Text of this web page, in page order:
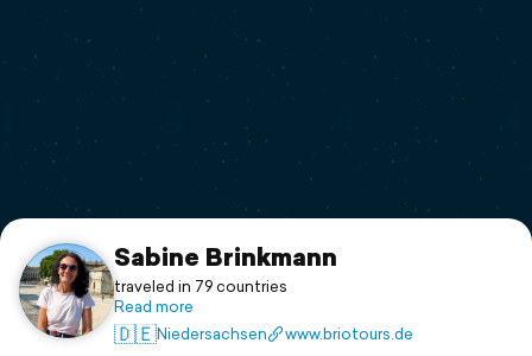
Print a book
Flyover video
Support
Sabine Brinkmann
traveled in 79 countries
Read more
🇩🇪Niedersachsen www.briotours.de